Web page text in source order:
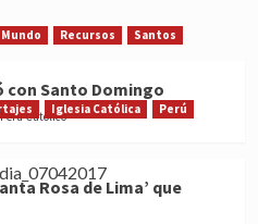
Mundo Recursos Santos
con Santo Domingo
CatólicoIglesia Católica
Perú
Rosa de Lima’ que